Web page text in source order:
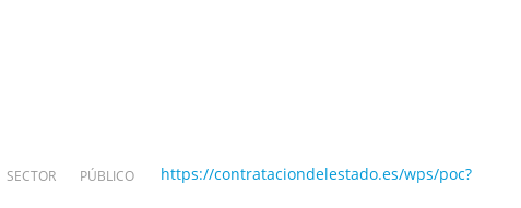
PÚBLICO
https://contrataciondelestado.es/wps/poc?